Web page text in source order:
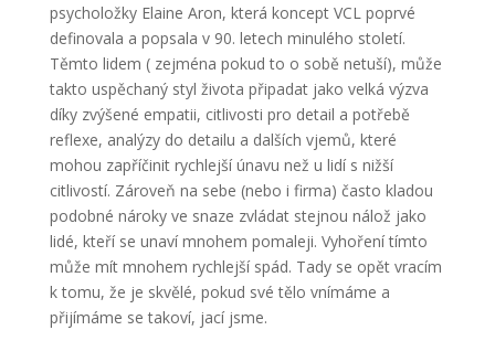
psycholožky Elaine Aron, která koncept VCL poprvé
definovala a popsala v 90. letech minulého století.
Těmto lidem ( zejména pokud to o sobě netuší), může
takto uspěchaný styl života připadat jako velká výzva
díky zvýšené empatii, citlivosti pro detail a potřebě
reflexe, analýzy do detailu a dalších vjemů, které
mohou zapříčinit rychlejší únavu než u lidí s nižší
citlivostí. Zároveň na sebe (nebo i firma) často kladou
podobné nároky ve snaze zvládat stejnou nálož jako
lidé, kteří se unaví mnohem pomaleji. Vyhoření tímto
může mít mnohem rychlejší spád. Tady se opět vracím
k tomu, že je skvělé, pokud své tělo vnímáme a
přijímáme se takoví, jací jsme.